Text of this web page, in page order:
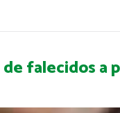
falecidos a